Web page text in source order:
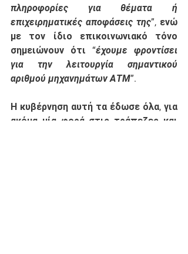
πληροφορίες για θέματα ή
επιχειρηματικές αποφάσεις της”, ενώ
με τον ίδιο επικοινωνιακό τόνο
σημειώνουν ότι “έχουμε φροντίσει
για την λειτουργία σημαντικού
αριθμού μηχανημάτων ΑΤΜ”.
Η κυβέρνηση αυτή τα έδωσε όλα, για
ακόμα μία φορά στις τράπεζες και